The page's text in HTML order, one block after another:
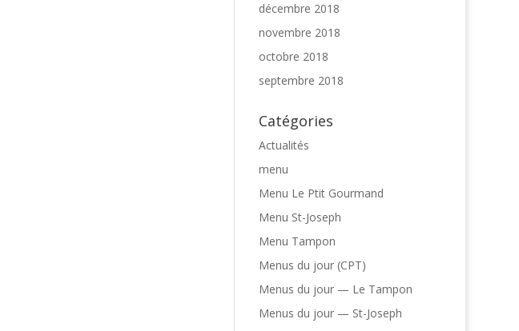
décembre 2018
novembre 2018
octobre 2018
septembre 2018
Catégories
Actualités
menu
Menu Le Ptit Gourmand
Menu St-Joseph
Menu Tampon
Menus du jour (CPT)
Menus du jour — Le Tampon
Menus du jour — St-Joseph